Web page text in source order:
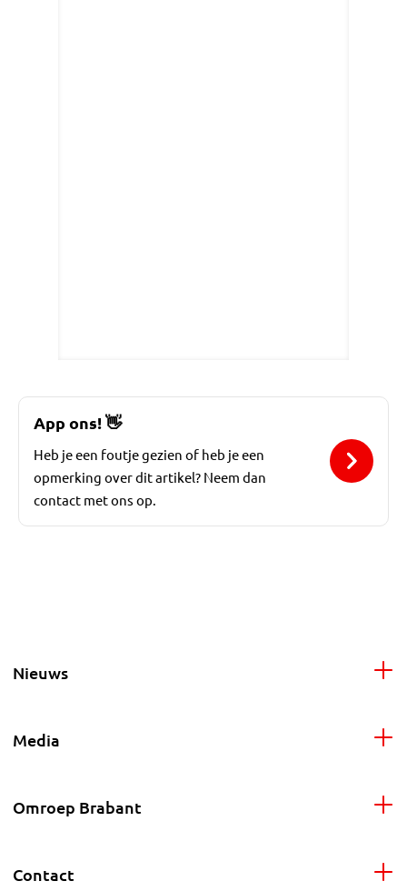
App ons! 👋
Heb je een foutje gezien of heb je een
opmerking over dit artikel? Neem dan
contact met ons op.
Nieuws
Media
Omroep Brabant
Contact